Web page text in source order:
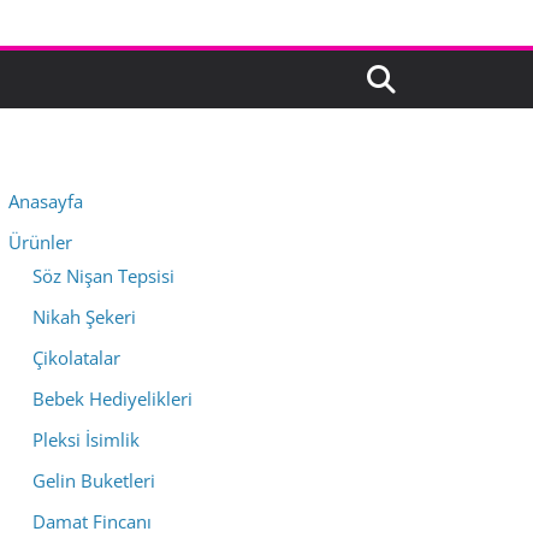
Anasayfa
Ürünler
Söz Nişan Tepsisi
Nikah Şekeri
Çikolatalar
Bebek Hediyelikleri
Pleksi İsimlik
Gelin Buketleri
Damat Fincanı